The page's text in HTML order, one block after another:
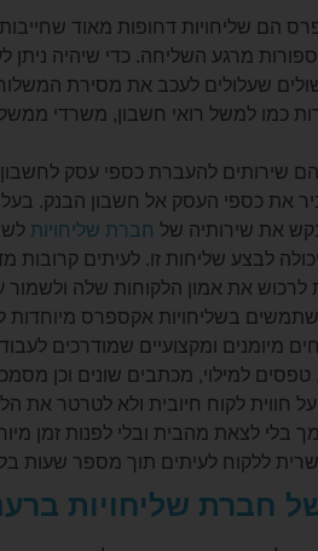
הם שליחויות דחופות מאוד
מרגע השליחה. כדי שיהיה ניתן
שעלולים לעכב את מסירת
כמו למשל רואי חשבון, משרדי
הם שירותים להעברת כספי עסק
את כספי העסק אל חשבון הבנק.
את שירותיה של חברת שליחויות
לבצע שליחות זו. לעיתים
לרכוש את אמון הלקוחות שלה
משתמשים בשליחויות אקספרס
מיומנים ומקצועיים שמודרכים לעבוד
למילוי, מכתבים שונים וכן
חווית לקוח חיובית ולא לטרטר
בלי לצאת מהבית ובלי לפנות זמן
ללקוח לעיתים תוך מספר שעות
חברת שליחויות